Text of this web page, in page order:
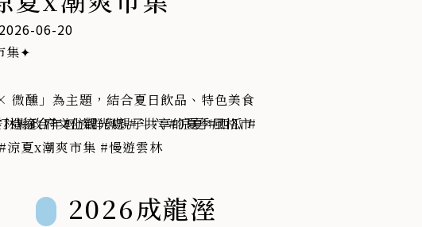
，連空氣
…
會發現「跟
音樂季一起
06-20
集✦
醺」為主題，結合夏日飲品、特色美食
造適合年輕族群與親子共享的夏季風格市
微醺調酒文化｜燒烤輕食｜音樂展演｜草
縣政府文化觀光處 #斗六 #涼夏 #西瓜 #
#涼夏x潮爽市集 #慢遊雲林
2026成龍溼